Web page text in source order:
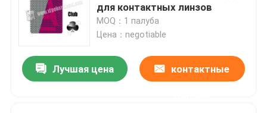
для контактных линзов
MOQ：1 палуба
Цена：negotiable
Лучшая цена контактные